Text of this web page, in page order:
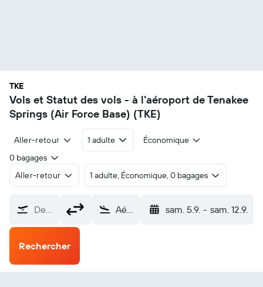
TKE
Vols et Statut des vols - à l'aéroport de Tenakee
Springs (Air Force Base) (TKE)
Aller-retour 1 adulte
Économique
0 bagages
Aller-retour
1 adulte, Économique, 0 bagages
De… Aéroport de Tenakee Springs (Air Force Base) (TKE) sam. 5.9. - sam. 12.9.
Rechercher